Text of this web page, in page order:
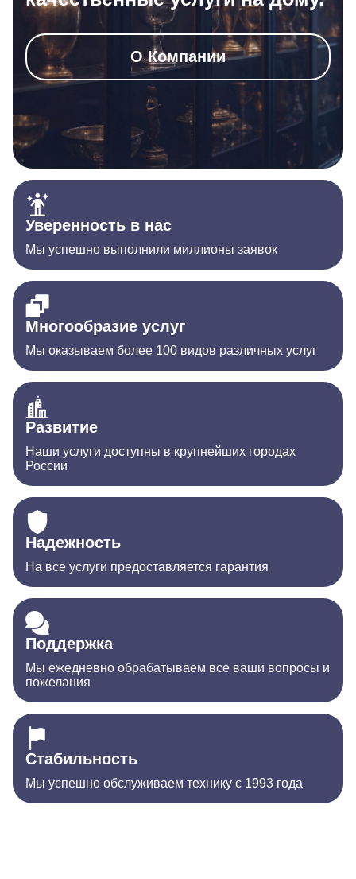
О Компании
Уверенность в нас
Мы успешно выполнили миллионы заявок
Многообразие услуг
Мы оказываем более 100 видов различных услуг
Развитие
Наши услуги доступны в крупнейших городах
России
Надежность
На все услуги предоставляется гарантия
Поддержка
Мы ежедневно обрабатываем все ваши вопросы и
пожелания
Стабильность
Мы успешно обслуживаем технику с 1993 года